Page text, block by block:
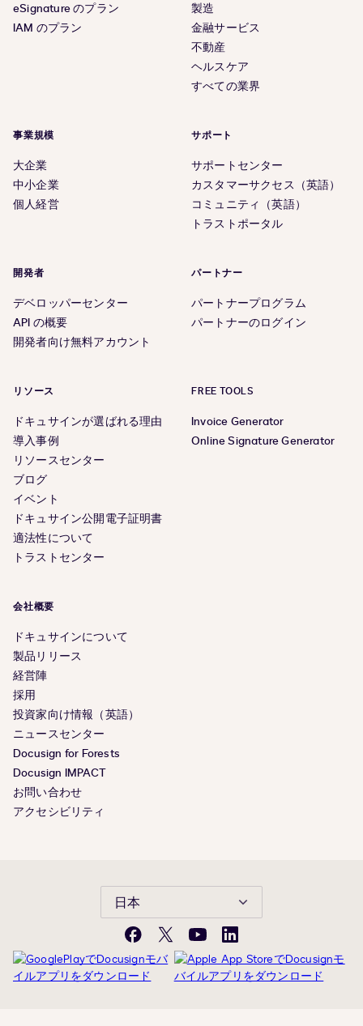
eSignature のプラン
IAM のプラン
製造
金融サービス
不動産
ヘルスケア
すべての業界
事業規模
大企業
中小企業
個人経営
サポート
サポートセンター
カスタマーサクセス（英語）
コミュニティ（英語）
トラストポータル
開発者
デベロッパーセンター
API の概要
開発者向け無料アカウント
パートナー
パートナープログラム
パートナーのログイン
リソース
ドキュサインが選ばれる理由
導入事例
リソースセンター
ブログ
イベント
ドキュサイン公開電子証明書
適法性について
トラストセンター
FREE TOOLS
Invoice Generator
Online Signature Generator
会社概要
ドキュサインについて
製品リリース
経営陣
採用
投資家向け情報（英語）
ニュースセンター
Docusign for Forests
Docusign IMPACT
お問い合わせ
アクセシビリティ
日本
Facebook
X(旧
Twitter)
YouTubeLinkedIn